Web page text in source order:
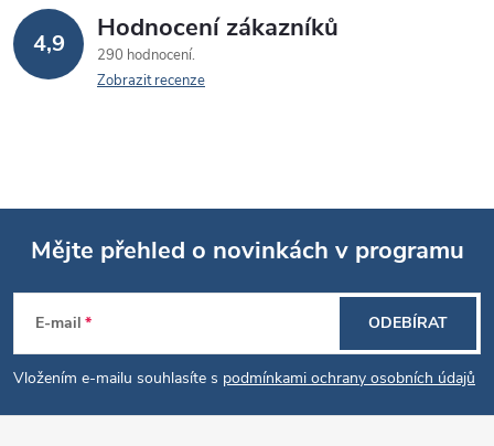
4,9 Hodnocení zákazníků
290 hodnocení
Zobrazit recenze
Z
á
p
Mějte přehled o novinkách v programu
E-mail
Vložením e-mailu souhlasíte s podmínkami ochrany osobních údajů
ODEBÍRAT